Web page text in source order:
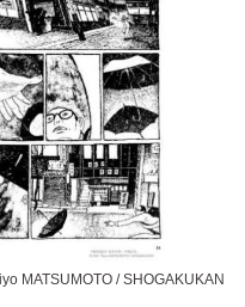
MATSUMOTO / SHOGAKUKAN